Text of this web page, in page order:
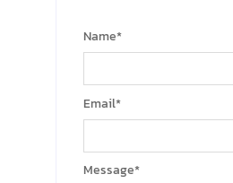
Message*
Name*
Email*